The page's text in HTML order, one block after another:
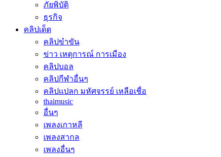
ภัยพิบัติ
ธุรกิจ
คลิปเด็ด
คลิปขำขัน
ข่าว เหตุการณ์ การเมือง
คลิปบอล
คลิปกีฬาอื่นๆ
คลิปแปลก มหัศจรรย์ เหลือเชื่อ
thaimusic
อื่นๆ
เพลงเกาหลี
เพลงสากล
เพลงอื่นๆ